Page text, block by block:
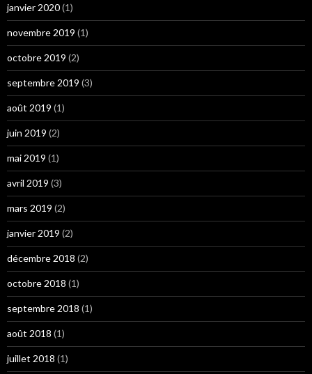
janvier 2020(1)
novembre 2019 (1)
octobre 2019 (2)
septembre 2019 (3)
août 2019 (1)
juin 2019 (2)
mai 2019 (1)
avril 2019 (3)
mars 2019 (2)
janvier 2019 (2)
décembre 2018 (2)
octobre 2018 (1)
septembre 2018 (1)
août 2018 (1)
juillet 2018 (1)